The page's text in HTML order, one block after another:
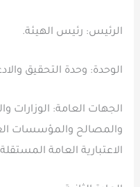
الرئيس: رئيس الهيئة.
الوحدة: وحدة التحقيق
الجهات العامة: الوزارات
والمصالح والمؤسسات
الاعتبارية العامة